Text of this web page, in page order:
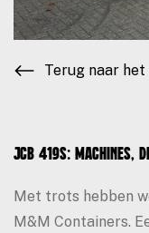
Terug naar
JCB 419S: Machines,
Met trots hebben
M&M Containers.